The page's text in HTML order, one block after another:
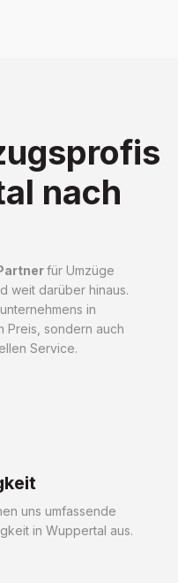
nach
für Umzüge
weit darüber hinaus.
in
Preis, sondern auch
Service.
uns umfassende
in Wuppertal aus.